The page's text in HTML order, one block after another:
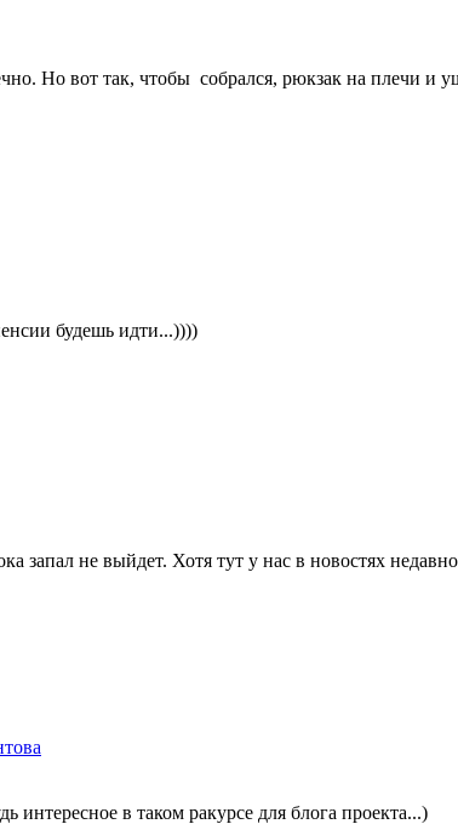
Но вот так, чтобы собрался, рюкзак на плечи и
будешь идти...))))
запал не выйдет. Хотя тут у нас в новостях
в таком ракурсе для блога проекта...)